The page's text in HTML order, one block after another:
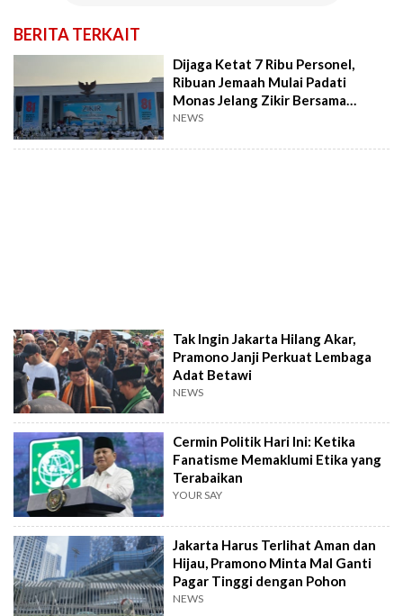
BERITA TERKAIT
Dijaga Ketat 7 Ribu Personel,
Ribuan Jemaah Mulai Padati
Monas Jelang Zikir Bersama
Prabowo
NEWS
Tak Ingin Jakarta Hilang Akar,
Pramono Janji Perkuat Lembaga
Adat Betawi
NEWS
Cermin Politik Hari Ini: Ketika
Fanatisme Memaklumi Etika yang
Terabaikan
YOUR SAY
Jakarta Harus Terlihat Aman dan
Hijau, Pramono Minta Mal Ganti
Pagar Tinggi dengan Pohon
NEWS